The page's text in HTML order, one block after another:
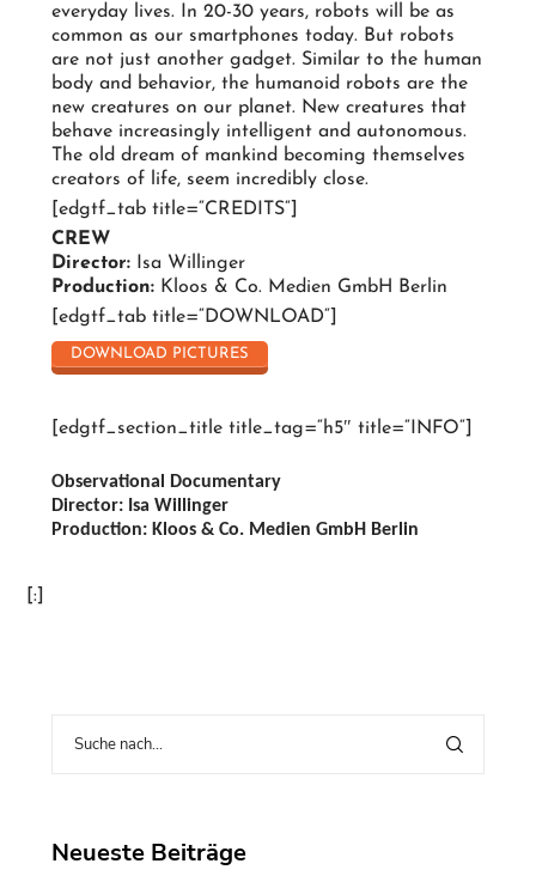
everyday lives. In 20-30 years, robots will be as
common as our smartphones today. But robots
are not just another gadget. Similar to the human
body and behavior, the humanoid robots are the
new creatures on our planet. New creatures that
behave increasingly intelligent and autonomous.
The old dream of mankind becoming themselves
creators of life, seem incredibly close.
[edgtf_tab title=“CREDITS“]
CREW
Director:Isa Willinger
Production:Kloos & Co. Medien GmbH Berlin
[edgtf_tab title=“DOWNLOAD“]
DOWNLOAD PICTURES
[edgtf_section_title title_tag=“h5″ title=“INFO“]
Observational Documentary
Director:Isa Willinger
Production:Kloos & Co. Medien GmbH Berlin
[:]
Neueste Beiträge